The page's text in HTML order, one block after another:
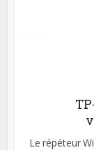
Le répéteur